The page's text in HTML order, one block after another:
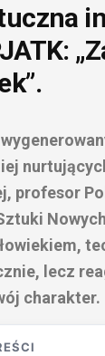
profesor
lecz
charakter.